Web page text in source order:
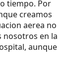
tiempo. Por
creamos
aerea no
nosotros en la
aunque